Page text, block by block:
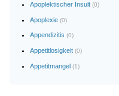
Apoplektischer Insult (0)
Apoplexie (0)
Appendizitis (0)
Appetitlosigkeit (0)
Appetitmangel (1)